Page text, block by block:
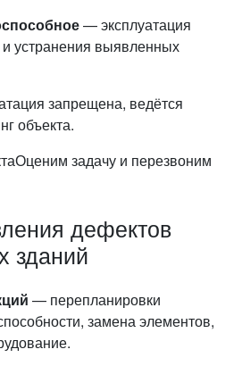
— эксплуатация
устранения выявленных
запрещена, ведётся
объекта.
Оценим задачу и перезвоним
дефектов
зданий
— перепланировки
замена элементов,